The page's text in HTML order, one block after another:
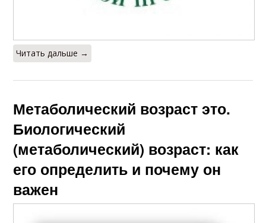
Читать дальше →
Метаболический возраст это.
Биологический
(метаболический) возраст: как
его определить и почему он
важен